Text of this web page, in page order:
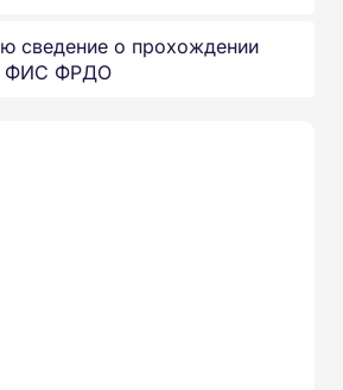
сведение о прохождении
ФИС ФРДО